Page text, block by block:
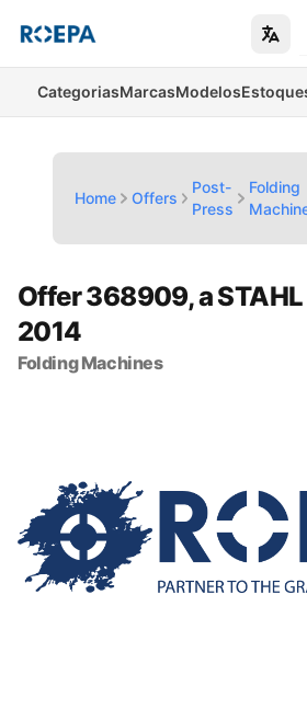
CategoriasMarcasModelos
Home Offers
Post-
Press
Folding
Offer 368909, a
2014
Folding Machines